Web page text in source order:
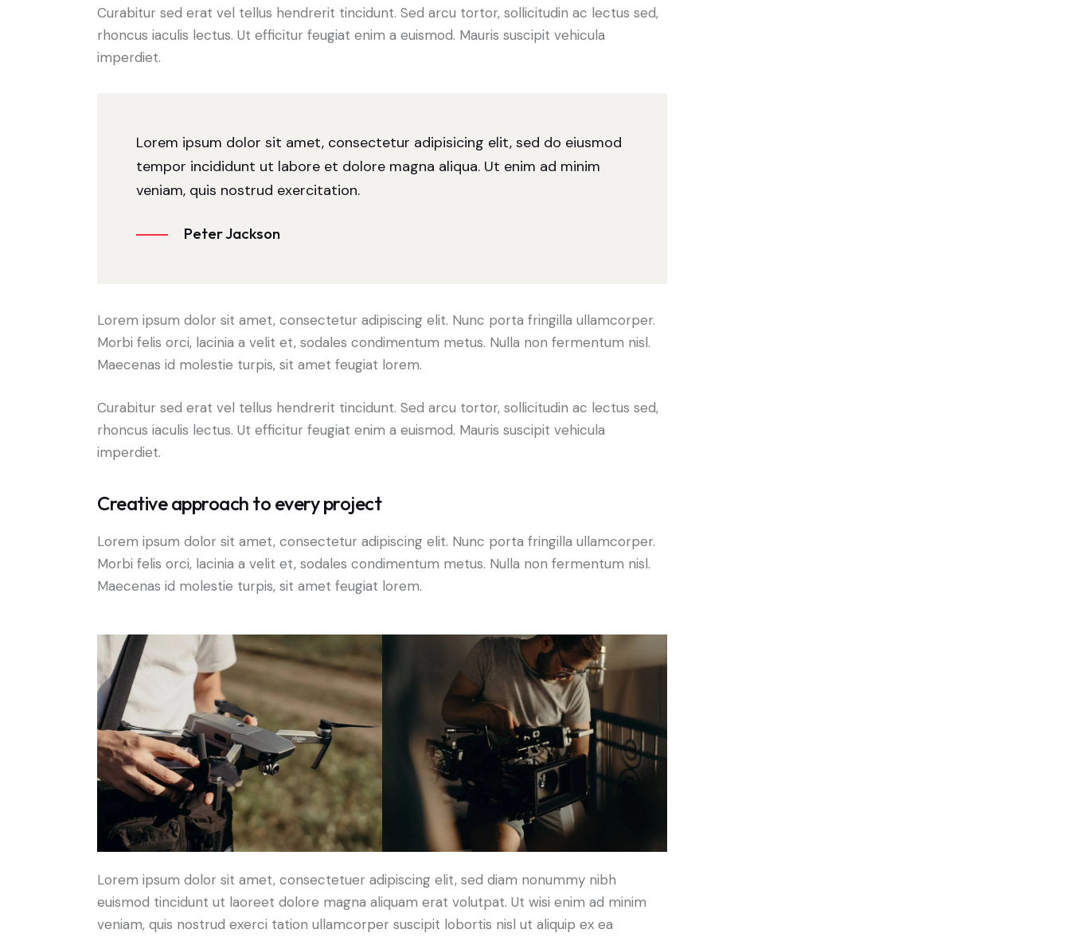
Curabitur sed erat vel tellus hendrerit tincidunt. Sed arcu tortor, sollicitudin ac lectus sed,
rhoncus iaculis lectus. Ut efficitur feugiat enim a euismod. Mauris suscipit vehicula
imperdiet.
Lorem ipsum dolor sit amet, consectetur adipisicing elit, sed do eiusmod
tempor incididunt ut labore et dolore magna aliqua. Ut enim ad minim
veniam, quis nostrud exercitation.
Peter Jackson
Lorem ipsum dolor sit amet, consectetur adipiscing elit. Nunc porta fringilla ullamcorper.
Morbi felis orci, lacinia a velit et, sodales condimentum metus. Nulla non fermentum nisl.
Maecenas id molestie turpis, sit amet feugiat lorem.
Curabitur sed erat vel tellus hendrerit tincidunt. Sed arcu tortor, sollicitudin ac lectus sed,
rhoncus iaculis lectus. Ut efficitur feugiat enim a euismod. Mauris suscipit vehicula
imperdiet.
Creative approach to every project
Lorem ipsum dolor sit amet, consectetur adipiscing elit. Nunc porta fringilla ullamcorper.
Morbi felis orci, lacinia a velit et, sodales condimentum metus. Nulla non fermentum nisl.
Maecenas id molestie turpis, sit amet feugiat lorem.
Lorem ipsum dolor sit amet, consectetuer adipiscing elit, sed diam nonummy nibh
euismod tincidunt ut laoreet dolore magna aliquam erat volutpat. Ut wisi enim ad minim
veniam, quis nostrud exerci tation ullamcorper suscipit lobortis nisl ut aliquip ex ea